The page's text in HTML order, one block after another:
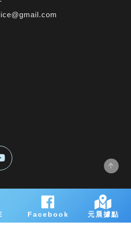
晨診所. All Rights Reserved
Facebook 元晨據點